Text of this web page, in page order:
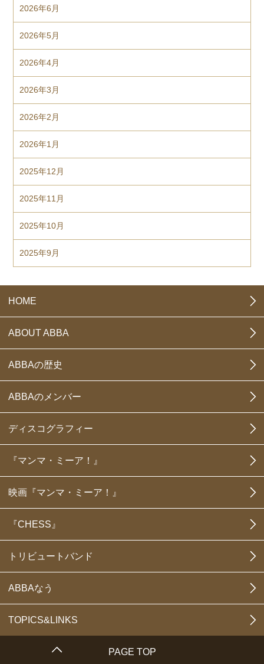
2026年6月
2026年5月
2026年4月
2026年3月
2026年2月
2026年1月
2025年12月
2025年11月
2025年10月
2025年9月
HOME
ABOUT ABBA
ABBAの歴史
ABBAのメンバー
ディスコグラフィー
『マンマ・ミーア！』
映画『マンマ・ミーア！』
『CHESS』
トリビュートバンド
ABBAなう
TOPICS&LINKS
PAGE TOP